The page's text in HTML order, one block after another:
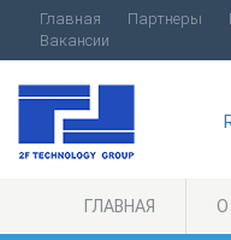
Главная Партнеры
Вакансии
ГЛАВНАЯ